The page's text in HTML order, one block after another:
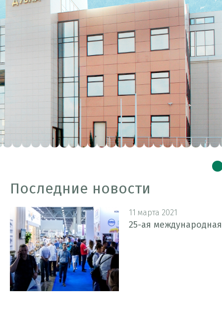
Последние новости
11 марта 2021
25-ая